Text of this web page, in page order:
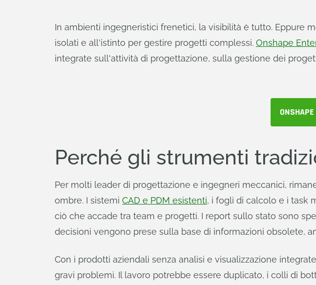
In ambienti ingegneristici frenetici, la visibilità è tutto. Eppure
isolati e all'istinto per gestire progetti complessi. Onshape
integrate sull'attività di progettazione, sulla gestione dei
Perché gli strumenti
Per molti leader di progettazione e ingegneri meccanici,
ombre. I sistemi CAD e PDM esistenti, i fogli di calcolo e i task
ciò che accade tra team e progetti. I report sullo stato sono
decisioni vengono prese sulla base di informazioni obsolete,
Con i prodotti aziendali senza analisi e visualizzazione
gravi problemi. Il lavoro potrebbe essere duplicato, i colli di